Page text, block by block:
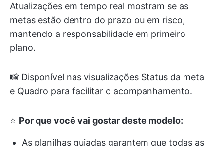
Atualizações em tempo real mostram se as
metas estão dentro do prazo ou em risco,
mantendo a responsabilidade em primeiro
plano.
📸 Disponível nas visualizações Status da meta
e Quadro para facilitar o acompanhamento.
⭐ Por que você vai gostar deste modelo:
As planilhas guiadas garantem que todas as